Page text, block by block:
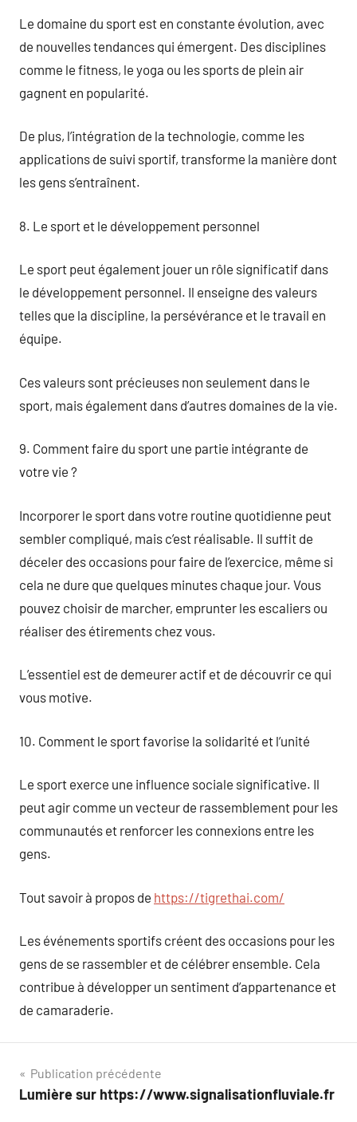
Le domaine du sport est en constante évolution, avec
de nouvelles tendances qui émergent. Des disciplines
comme le fitness, le yoga ou les sports de plein air
gagnent en popularité.
De plus, l’intégration de la technologie, comme les
applications de suivi sportif, transforme la manière dont
les gens s’entraînent.
8. Le sport et le développement personnel
Le sport peut également jouer un rôle significatif dans
le développement personnel. Il enseigne des valeurs
telles que la discipline, la persévérance et le travail en
équipe.
Ces valeurs sont précieuses non seulement dans le
sport, mais également dans d’autres domaines de la vie.
9. Comment faire du sport une partie intégrante de
votre vie ?
Incorporer le sport dans votre routine quotidienne peut
sembler compliqué, mais c’est réalisable. Il suffit de
déceler des occasions pour faire de l’exercice, même si
cela ne dure que quelques minutes chaque jour. Vous
pouvez choisir de marcher, emprunter les escaliers ou
réaliser des étirements chez vous.
L’essentiel est de demeurer actif et de découvrir ce qui
vous motive.
10. Comment le sport favorise la solidarité et l’unité
Le sport exerce une influence sociale significative. Il
peut agir comme un vecteur de rassemblement pour les
communautés et renforcer les connexions entre les
gens.
Tout savoir à propos de https://tigrethai.com/
Les événements sportifs créent des occasions pour les
gens de se rassembler et de célébrer ensemble. Cela
contribue à développer un sentiment d’appartenance et
de camaraderie.
Navigation
de
Publication précédente
Lumière sur https://www.signalisationfluviale.fr